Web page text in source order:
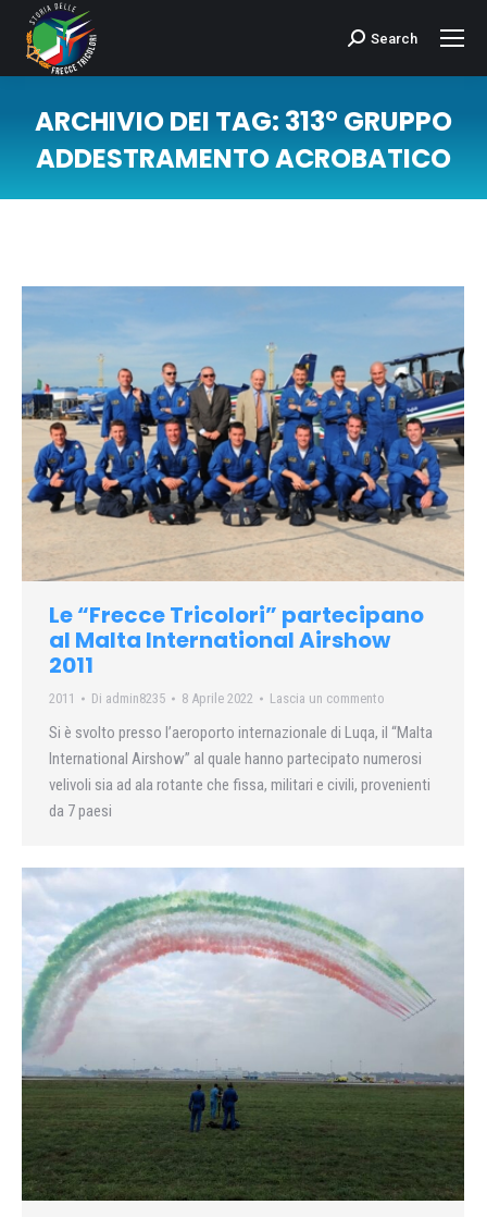
Cerca:Search
ARCHIVIO DEI TAG: 313° GRUPPO
ADDESTRAMENTO ACROBATICO
Le “Frecce Tricolori” partecipano
al Malta International Airshow
2011
2011 Di admin8235 8 Aprile 2022 Lascia un commento
Si è svolto presso l’aeroporto internazionale di Luqa, il “Malta
International Airshow” al quale hanno partecipato numerosi
velivoli sia ad ala rotante che fissa, militari e civili, provenienti
da 7 paesi